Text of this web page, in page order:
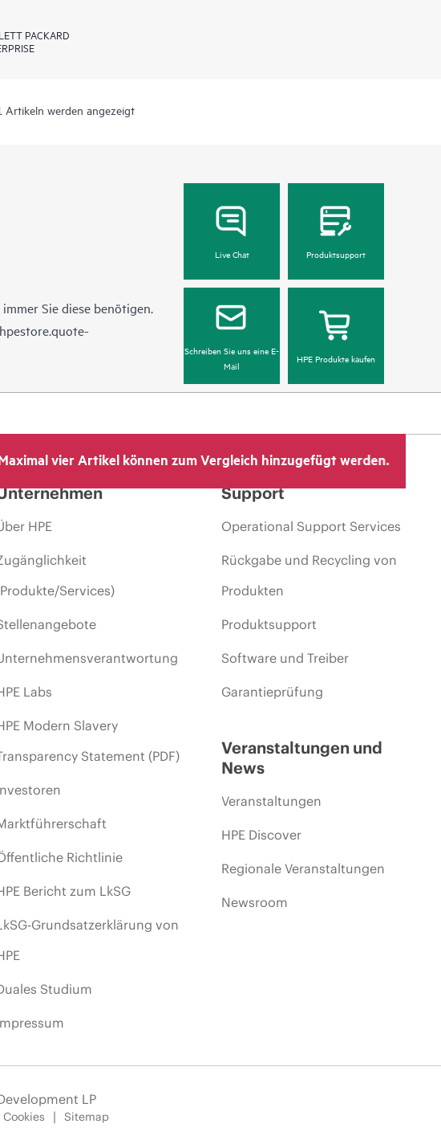
PACKARD
Artikeln werden angezeigt
Sie diese benötigen.
hpestore.quote-
Live Chat Produktsupport
Schreiben Sie uns eine E-
Mail
HPE Produkte kaufen
vier Artikel können zum Vergleich hinzugefügt werden.
HPE
Services)
Labs
Modern Slavery
Statement (PDF)
Richtlinie
Bericht zum LkSG
Grundsatzerklärung von
Studium
Support
Operational Support Services
Rückgabe und Recycling von
Produkten
Produktsupport
Software und Treiber
Garantieprüfung
Veranstaltungen und
News
Veranstaltungen
HPE Discover
Regionale Veranstaltungen
Newsroom
LP
Sitemap